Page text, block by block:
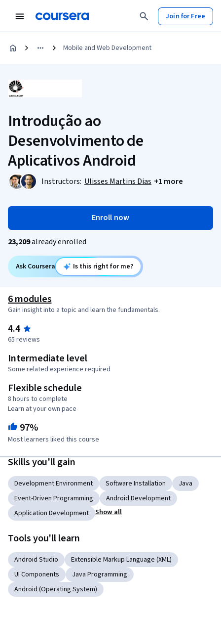
Join for Free
Mobile and Web Development
Introdução ao
Desenvolvimento de
Aplicativos Android
Instructors: Ulisses Martins Dias +1 more
Enroll now
23,209already enrolled
Ask Coursera Is this right for me?
6 modules
Gain insight into a topic and learn the fundamentals.
4.4
65 reviews
Intermediate level
Some related experience required
Flexible schedule
8 hours to complete
Learn at your own pace
97%
Most learners liked this course
Skills you'll gain
Development Environment Software Installation
Java
Event-Driven Programming
Android Development
Application Development
Show all
Tools you'll learn
Android Studio
Extensible Markup Language (XML)
UI Components
Java Programming
Android (Operating System)